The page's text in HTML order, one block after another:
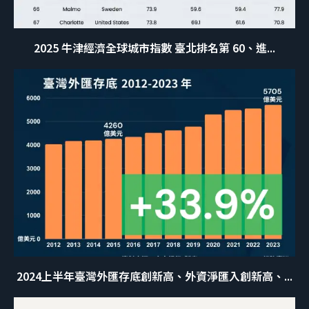
2025 牛津經濟全球城市指數 臺北排名第 60、進...
2024上半年臺灣外匯存底創新高、外資淨匯入創新高、...